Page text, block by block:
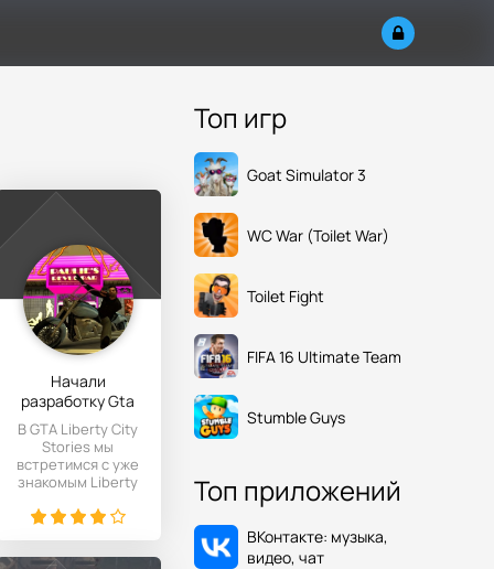
Начали
разработку Gta
Liberty City
Stories для
Андроид
В GTA Liberty City
Stories мы
встретимся с уже
знакомым Liberty
описанные в игре,
Топ игр
Goat Simulator 3
WC War (Toilet War)
Toilet Fight
FIFA 16 Ultimate Team
Stumble Guys
Топ приложений
ВКонтакте: музыка,
видео, чат